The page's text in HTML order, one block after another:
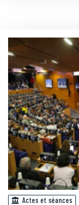
Actes et séances